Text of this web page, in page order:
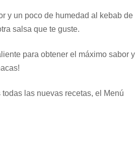
y un poco de humedad al kebab de
salsa que te guste.
para obtener el máximo sabor y
las nuevas recetas, el Menú